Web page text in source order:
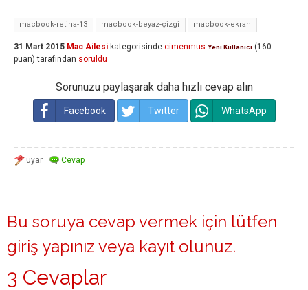
macbook-retina-13 macbook-beyaz-çizgi macbook-ekran
31 Mart 2015 Mac Ailesi kategorisinde cimenmus Yeni Kullanıcı (160
puan) tarafından soruldu
Sorunuzu paylaşarak daha hızlı cevap alın
Facebook Twitter WhatsApp
Bu soruya cevap vermek için lütfen
giriş yapınız veya kayıt olunuz.
3 Cevaplar